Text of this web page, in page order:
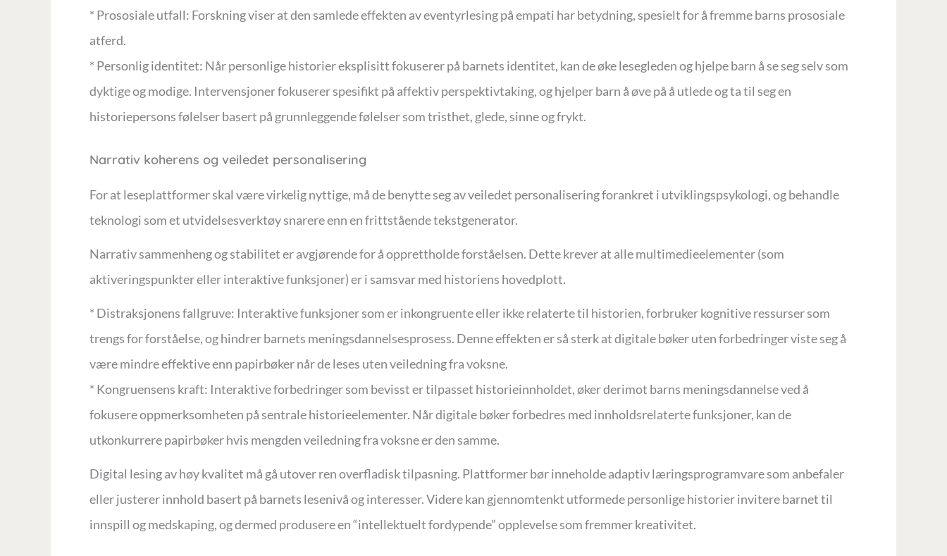
* Prososiale utfall: Forskning viser at den samlede effekten av eventyrlesing på empati har betydning, spesielt for å fremme barns prososiale
atferd.
* Personlig identitet: Når personlige historier eksplisitt fokuserer på barnets identitet, kan de øke lesegleden og hjelpe barn å se seg selv som
dyktige og modige. Intervensjoner fokuserer spesifikt på affektiv perspektivtaking, og hjelper barn å øve på å utlede og ta til seg en
historiepersons følelser basert på grunnleggende følelser som tristhet, glede, sinne og frykt.
Narrativ koherens og veiledet personalisering
For at leseplattformer skal være virkelig nyttige, må de benytte seg av veiledet personalisering forankret i utviklingspsykologi, og behandle
teknologi som et utvidelsesverktøy snarere enn en frittstående tekstgenerator.
Narrativ sammenheng og stabilitet er avgjørende for å opprettholde forståelsen. Dette krever at alle multimedieelementer (som
aktiveringspunkter eller interaktive funksjoner) er i samsvar med historiens hovedplott.
* Distraksjonens fallgruve: Interaktive funksjoner som er inkongruente eller ikke relaterte til historien, forbruker kognitive ressurser som
trengs for forståelse, og hindrer barnets meningsdannelsesprosess. Denne effekten er så sterk at digitale bøker uten forbedringer viste seg å
være mindre effektive enn papirbøker når de leses uten veiledning fra voksne.
* Kongruensens kraft: Interaktive forbedringer som bevisst er tilpasset historieinnholdet, øker derimot barns meningsdannelse ved å
fokusere oppmerksomheten på sentrale historieelementer. Når digitale bøker forbedres med innholdsrelaterte funksjoner, kan de
utkonkurrere papirbøker hvis mengden veiledning fra voksne er den samme.
Digital lesing av høy kvalitet må gå utover ren overfladisk tilpasning. Plattformer bør inneholde adaptiv læringsprogramvare som anbefaler
eller justerer innhold basert på barnets lesenivå og interesser. Videre kan gjennomtenkt utformede personlige historier invitere barnet til
innspill og medskaping, og dermed produsere en “intellektuelt fordypende” opplevelse som fremmer kreativitet.